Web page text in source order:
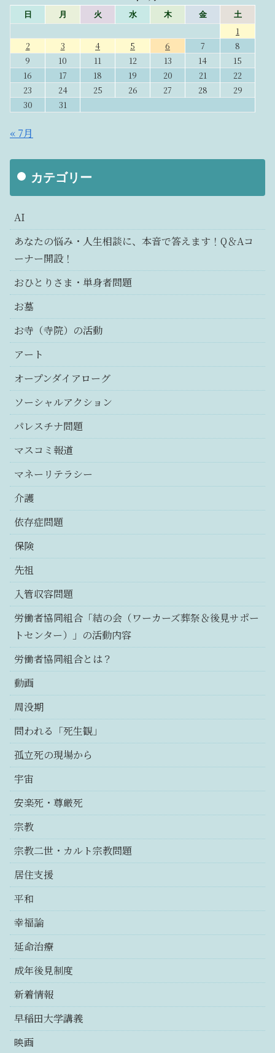
日 月 火 水 木 金 土
1
2
3 4 5 6 7
8
9
10 11 12 13 14
15
16
17 18 19 20 21
22
23
24 25 26 27 28
29
30
31
« 7月
カテゴリー
AI
あなたの悩み・人生相談に、本音で答えます！Q＆Aコ
ーナー開設！
おひとりさま・単身者問題
お墓
お寺（寺院）の活動
アート
オープンダイアローグ
ソーシャルアクション
パレスチナ問題
マスコミ報道
マネーリテラシー
介護
依存症問題
保険
先祖
入管収容問題
労働者協同組合「結の会（ワーカーズ葬祭＆後見サポー
トセンター）」の活動内容
労働者協同組合とは？
動画
周没期
問われる「死生観」
孤立死の現場から
宇宙
安楽死・尊厳死
宗教
宗教二世・カルト宗教問題
居住支援
平和
幸福論
延命治療
成年後見制度
新着情報
早稲田大学講義
映画